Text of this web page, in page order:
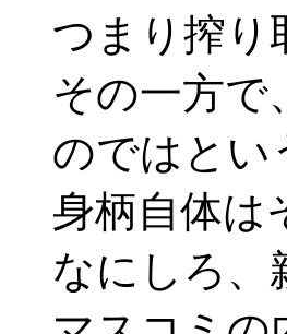
つまり搾り
その一方で
のではとい
身柄自体は
なにしろ、